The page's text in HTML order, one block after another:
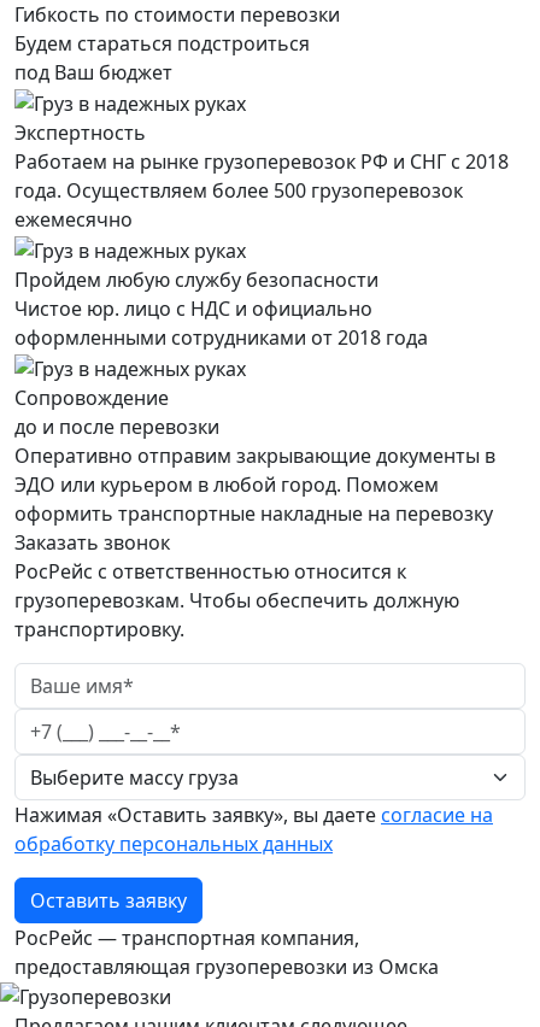
Гибкость по стоимости перевозки
Будем стараться подстроиться
под Ваш бюджет
Экспертность
Работаем на рынке грузоперевозок РФ и СНГ с 2018
года. Осуществляем более 500 грузоперевозок
ежемесячно
Пройдем любую службу безопасности
Чистое юр. лицо с НДС и официально
оформленными сотрудниками от 2018 года
Сопровождение
до и после перевозки
Оперативно отправим закрывающие документы в
ЭДО или курьером в любой город. Поможем
оформить транспортные накладные на перевозку
Заказать звонок
РосРейс с ответственностью относится к
грузоперевозкам. Чтобы обеспечить должную
транспортировку.
Нажимая «Оставить заявку», вы даетесогласие на
обработку персональных данных
Оставить заявку
РосРейс — транспортная компания,
предоставляющая грузоперевозки из Омска